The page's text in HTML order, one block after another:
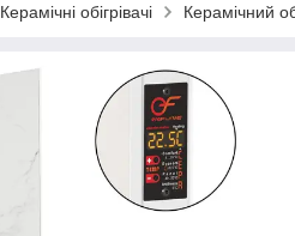
Керамічні обігрівачі Керамічний